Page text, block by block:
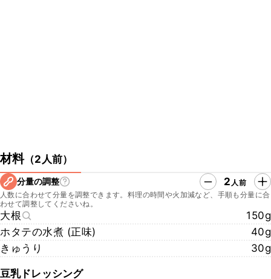
材料（2人前）
分量の調整 2 人前
人数に合わせて分量を調整できます。料理の時間や火加減など、手順も分量に合
わせて調整してくださいね。
大根
150g
ホタテの水煮 (正味)
40g
きゅうり
30g
豆乳ドレッシング